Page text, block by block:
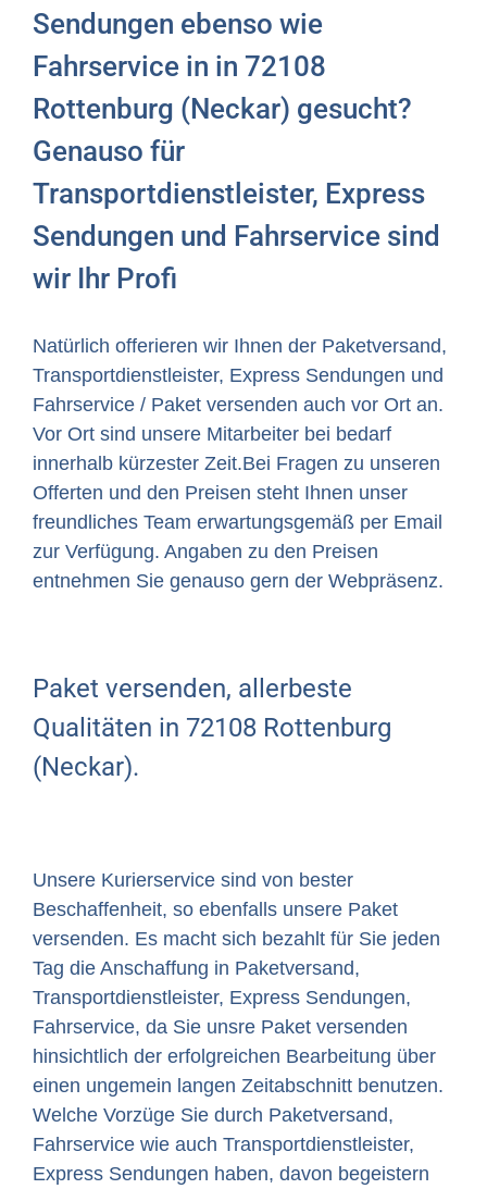
Sendungen ebenso wie
Fahrservice in in 72108
Rottenburg (Neckar) gesucht?
Genauso für
Transportdienstleister, Express
Sendungen und Fahrservice sind
wir Ihr Profi
Natürlich offerieren wir Ihnen der Paketversand,
Transportdienstleister, Express Sendungen und
Fahrservice / Paket versenden auch vor Ort an.
Vor Ort sind unsere Mitarbeiter bei bedarf
innerhalb kürzester Zeit.Bei Fragen zu unseren
Offerten und den Preisen steht Ihnen unser
freundliches Team erwartungsgemäß per Email
zur Verfügung. Angaben zu den Preisen
entnehmen Sie genauso gern der Webpräsenz.
Paket versenden, allerbeste
Qualitäten in 72108 Rottenburg
(Neckar).
Unsere Kurierservice sind von bester
Beschaffenheit, so ebenfalls unsere Paket
versenden. Es macht sich bezahlt für Sie jeden
Tag die Anschaffung in Paketversand,
Transportdienstleister, Express Sendungen,
Fahrservice, da Sie unsre Paket versenden
hinsichtlich der erfolgreichen Bearbeitung über
einen ungemein langen Zeitabschnitt benutzen.
Welche Vorzüge Sie durch Paketversand,
Fahrservice wie auch Transportdienstleister,
Express Sendungen haben, davon begeistern